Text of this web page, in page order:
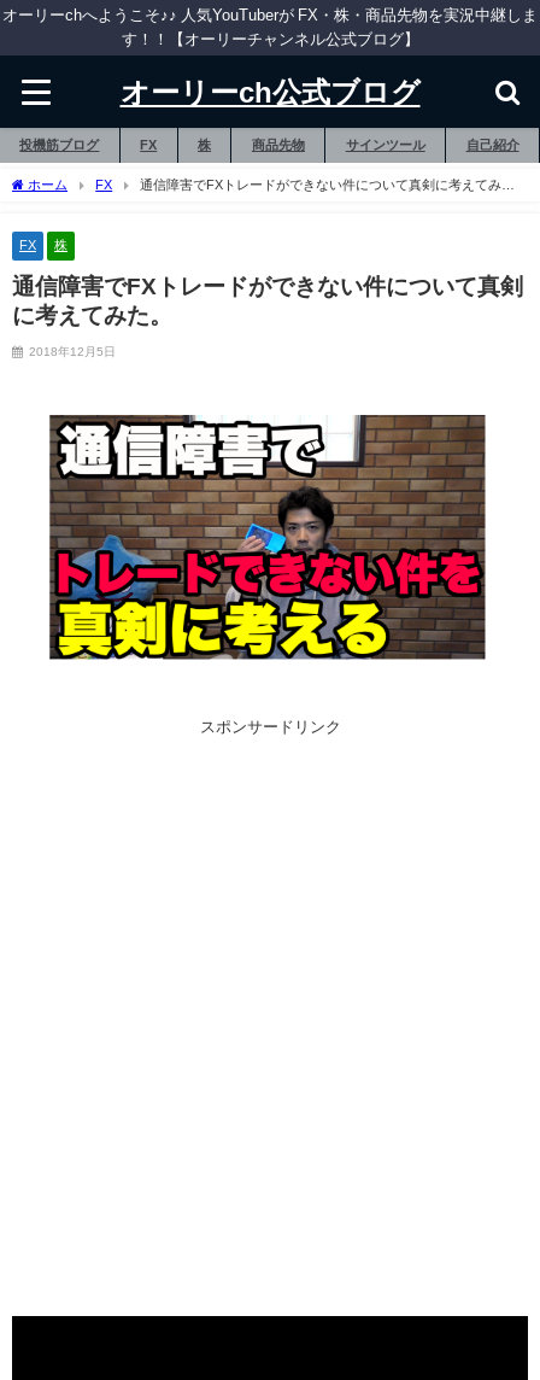
オーリーchへようこそ♪♪ 人気YouTuberが FX・株・商品先物を実況中継しま
す！！【オーリーチャンネル公式ブログ】
オーリーch公式ブログ
投機筋ブログ FX 株 商品先物 サインツール 自己紹介
ホーム FX
通信障害でFXトレードができない件について真剣に考えてみ
FX 株
通信障害でFXトレードができない件について真剣
に考えてみた。
2018年12月5日
スポンサードリンク